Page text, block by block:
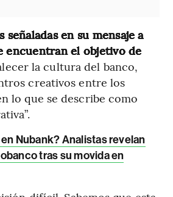
señaladas en su mensaje a
encuentran el objetivo de
la cultura del banco,
creativos entre los
lo que se describe como
Nubank? Analistas revelan
tras su movida en